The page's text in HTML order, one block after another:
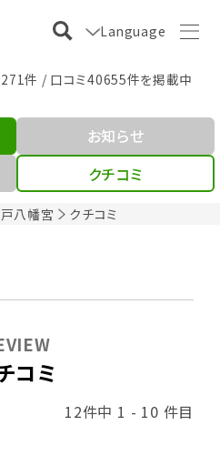
Language
件 / 口コミ40655件を掲載中
八幡宮 クチコミ
お知らせ
クチコミ
コミ
12件中 1 - 10 件目